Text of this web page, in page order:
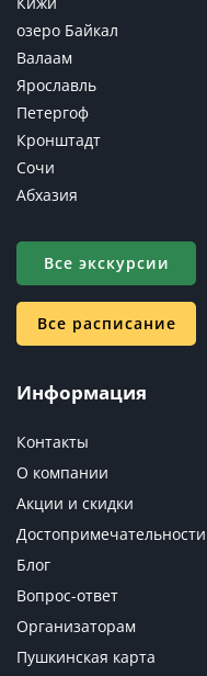
озеро Байкал
Валаам
Ярославль
Петергоф
Кронштадт
Сочи
Абхазия
Все экскурсии
Все расписание
Информация
Контакты
О компании
Акции и скидки
Достопримечательности
Блог
Вопрос-ответ
Организаторам
Пушкинская карта